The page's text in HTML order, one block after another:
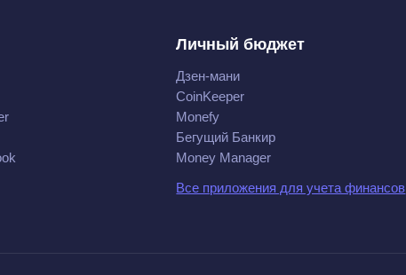
Личный бюджет
Дзен-мани
CoinKeeper
Monefy
Бегущий Банкир
Money Manager
Все приложения для учета финансов